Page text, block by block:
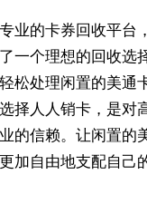
业的卡券回收平台
一个理想的回收选
松处理闲置的美通
择人人销卡，是对
的信赖。让闲置的
加自由地支配自己